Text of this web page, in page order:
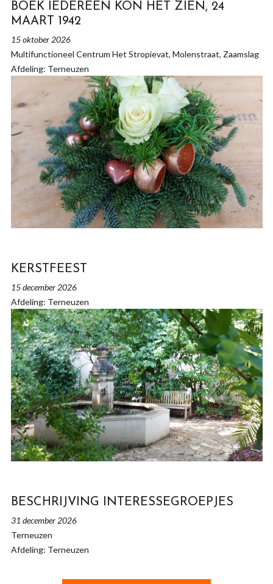
BOEK IEDEREEN KON HET ZIEN, 24
MAART 1942
15 oktober 2026
Multifunctioneel Centrum Het Stropievat, Molenstraat, Zaamslag
Afdeling: Terneuzen
KERSTFEEST
15 december 2026
Afdeling: Terneuzen
BESCHRIJVING INTERESSEGROEPJES
31 december 2026
Terneuzen
Afdeling: Terneuzen